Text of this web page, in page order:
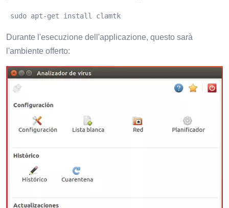
sudo apt-get install clamtk
Durante l'esecuzione dell'applicazione, questo sarà
l'ambiente offerto: